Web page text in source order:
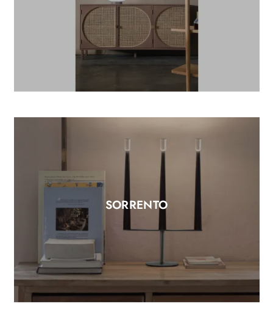
SORRENTO